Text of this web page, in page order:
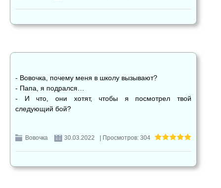
- Вовочка, почему меня в школу вызывают?
- Папа, я подрался…
- И что, они хотят, чтобы я посмотрел твой
следующий бой?
Вовочка 30.03.2022 | Просмотров: 304